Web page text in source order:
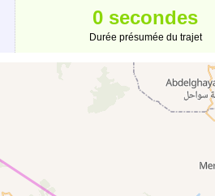
0 secondes
Durée présumée du trajet